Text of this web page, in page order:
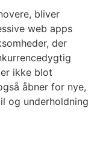
bliver
web apps
der
ikke blot
åbner for nye,
og underholdning